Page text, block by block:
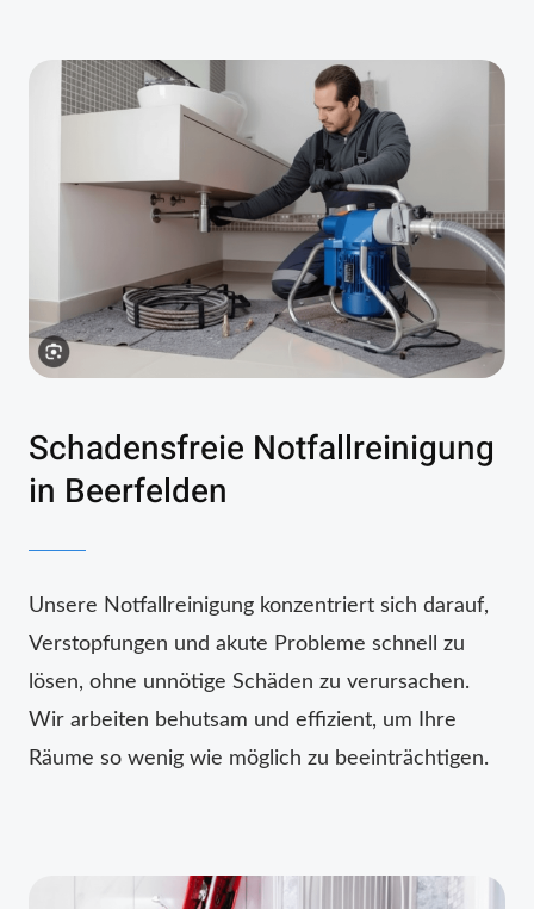
Schadensfreie Notfallreinigung
in Beerfelden
Unsere Notfallreinigung konzentriert sich darauf,
Verstopfungen und akute Probleme schnell zu
lösen, ohne unnötige Schäden zu verursachen.
Wir arbeiten behutsam und effizient, um Ihre
Räume so wenig wie möglich zu beeinträchtigen.